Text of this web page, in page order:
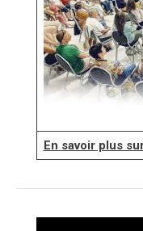
En savoir plus